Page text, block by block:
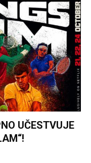
UČESTVUJE